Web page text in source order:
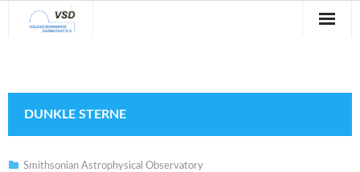
Veranstaltungen
Blog
DUNKLE STERNE
Smithsonian Astrophysical Observatory